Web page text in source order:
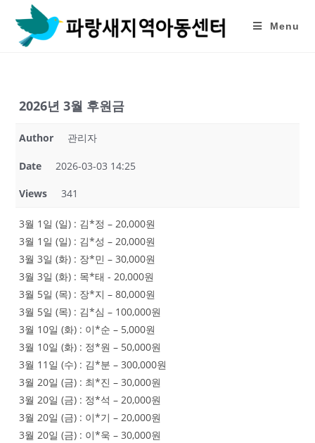
content
Menu
2026년 3월 후원금
Author 관리자
Date 2026-03-03 14:25
Views 341
3월 1일 (일) : 김*정 – 20,000원
3월 1일 (일) : 김*성 – 20,000원
3월 3일 (화) : 장*민 – 30,000원
3월 3일 (화) : 목*태 - 20,000원
3월 5일 (목) : 장*지 – 80,000원
3월 5일 (목) : 김*심 – 100,000원
3월 10일 (화) : 이*순 – 5,000원
3월 10일 (화) : 정*원 – 50,000원
3월 11일 (수) : 김*분 – 300,000원
3월 20일 (금) : 최*진 – 30,000원
3월 20일 (금) : 정*석 – 20,000원
3월 20일 (금) : 이*기 – 20,000원
3월 20일 (금) : 이*욱 – 30,000원